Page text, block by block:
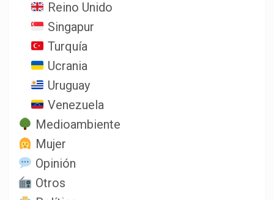
Reino Unido
Singapur
Turquía
Ucrania
Uruguay
Venezuela
Medioambiente
Mujer
Opinión
Otros